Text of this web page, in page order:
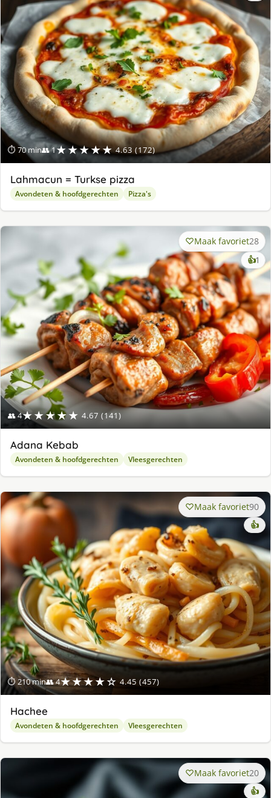
⏱ 70 min👥 1★★★★★ 4.63 (172)
Lahmacun = Turkse pizza
Avondeten & hoofdgerechten Pizza's
👥 4★★★★★ 4.67 (141)
Maak favoriet28
👍1
Adana Kebab
Avondeten & hoofdgerechten Vleesgerechten
⏱ 210 min👥 4★★★★☆ 4.45 (457)
Maak favoriet90
👍
Hachee
Avondeten & hoofdgerechten Vleesgerechten
Maak favoriet20
👍